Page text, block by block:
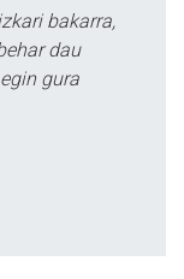
bakarra,
dau
gura